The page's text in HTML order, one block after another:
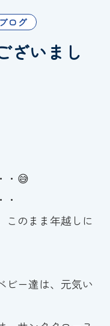
7264
ログ
ざいまし
・😅
このまま年越しに
ビー達は、元気い